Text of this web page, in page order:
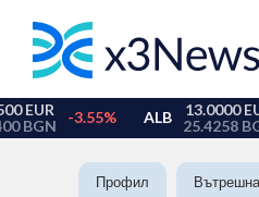
Профил